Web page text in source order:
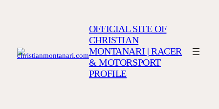
OFFICIAL SITE OF
CHRISTIAN
MONTANARI | RACER
& MOTORSPORT
PROFILE